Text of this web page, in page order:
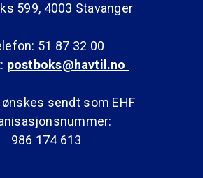
599, 4003 Stavanger
51 87 32 00
postboks@havtil.no
ønskes sendt som EHF
986 174 613